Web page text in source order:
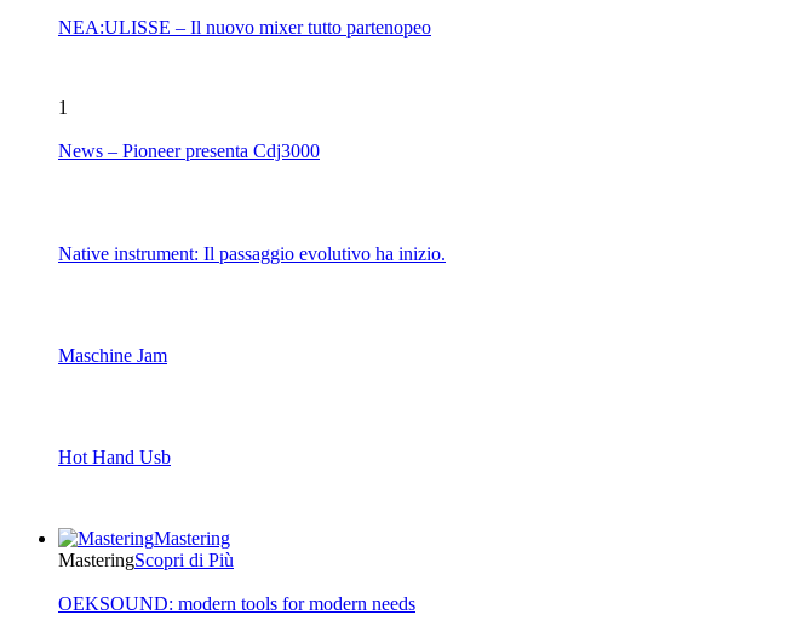
NEA:ULISSE – Il nuovo mixer tutto partenopeo
1
News – Pioneer presenta Cdj3000
Native instrument: Il passaggio evolutivo ha inizio.
Maschine Jam
Hot Hand Usb
Mastering
MasteringScopri di Più
OEKSOUND: modern tools for modern needs